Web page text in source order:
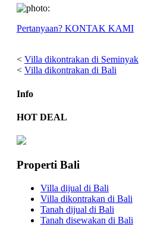
Pertanyaan? KONTAK KAMI
< Villa dikontrakan di Seminyak
< Villa dikontrakan di Bali
Info
HOT DEAL
Properti Bali
Villa dijual di Bali
Villa dikontrakan di Bali
Tanah dijual di Bali
Tanah disewakan di Bali